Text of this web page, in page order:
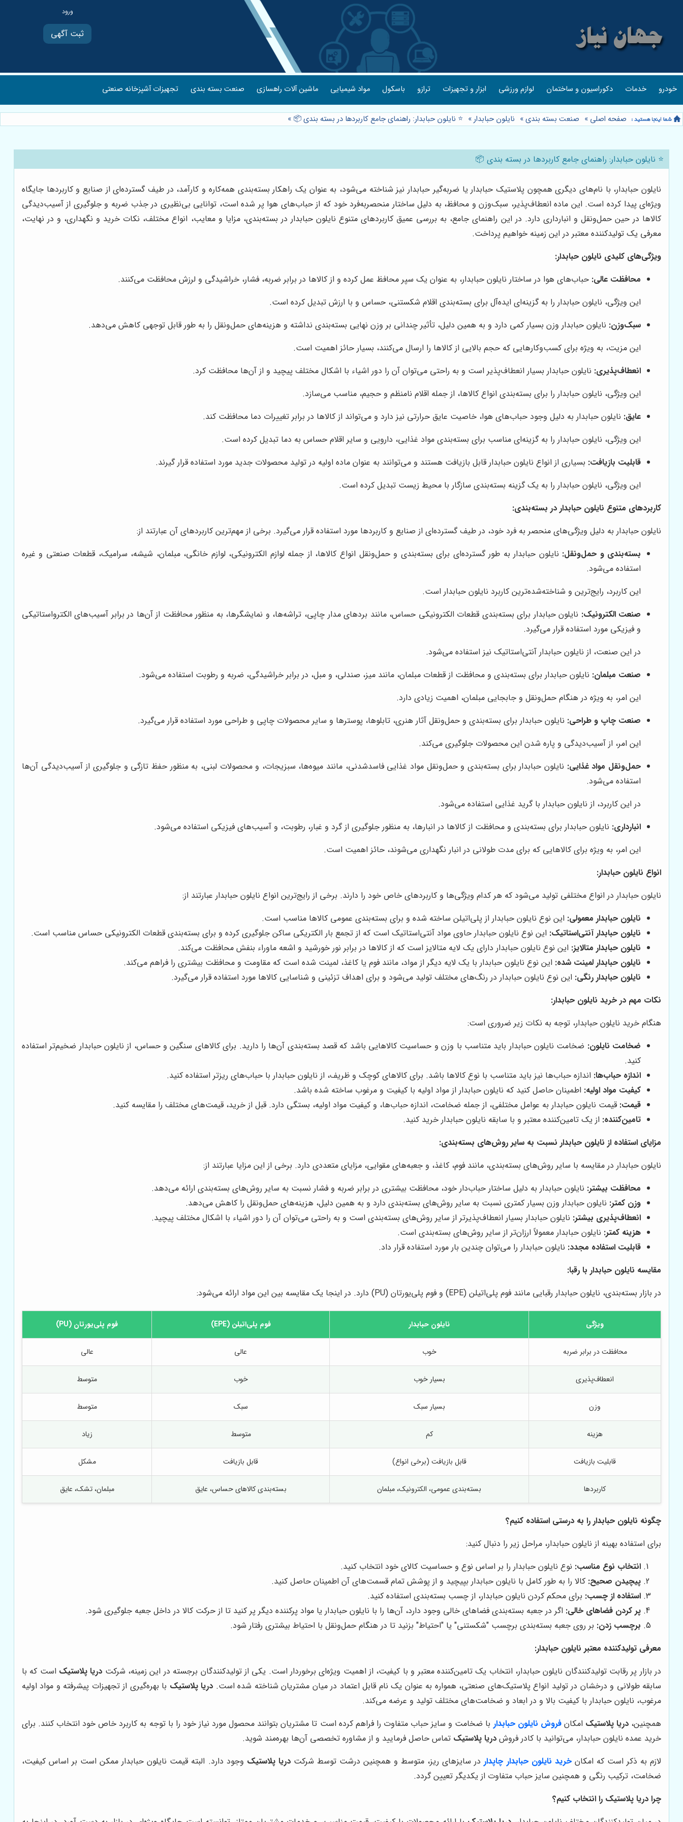
ثبت آگهی
خودرو خدمات دکوراسیون و ساختمان لوازم ورزشی ابزار و تجهیزات ترازو باسکول مواد شیمیایی ماشین آلات راهسازی صنعت بسته بندی تجهیزات آشپزخانه صنعتی
صفحه اصلی » صنعت بسته بندی» نایلون حبابدار» ⭐️ نایلون حبابدار: راهنمای جامع کاربردها در بسته بندی 📦 »
⭐️ نایلون حبابدار: راهنمای جامع کاربردها در بسته بندی 📦
نایلون حبابدار، با نام‌های دیگری همچون پلاستیک حبابدار یا ضربه‌گیر حبابدار نیز شناخته می‌شود، به عنوان یک راهکار بسته‌بندی همه‌کاره و کارآمد، در طیف گسترده‌ای از صنایع و کاربردها جایگاه
ویژه‌ای پیدا کرده است. این ماده انعطاف‌پذیر، سبک‌وزن و محافظ، به دلیل ساختار منحصربه‌فرد خود که از حباب‌های هوا پر شده است، توانایی بی‌نظیری در جذب ضربه و جلوگیری از آسیب‌دیدگی
کالاها در حین حمل‌ونقل و انبارداری دارد. در این راهنمای جامع، به بررسی عمیق کاربردهای متنوع نایلون حبابدار در بسته‌بندی، مزایا و معایب، انواع مختلف، نکات خرید و نگهداری، و در نهایت،
معرفی یک تولیدکننده معتبر در این زمینه خواهیم پرداخت.
ویژگی‌های کلیدی نایلون حبابدار:
محافظت عالی: حباب‌های هوا در ساختار نایلون حبابدار، به عنوان یک سپر محافظ عمل کرده و از کالاها در برابر ضربه، فشار، خراشیدگی و لرزش محافظت می‌کنند.
این ویژگی، نایلون حبابدار را به گزینه‌ای ایده‌آل برای بسته‌بندی اقلام شکستنی، حساس و با ارزش تبدیل کرده است.
سبک‌وزن: نایلون حبابدار وزن بسیار کمی دارد و به همین دلیل، تأثیر چندانی بر وزن نهایی بسته‌بندی نداشته و هزینه‌های حمل‌ونقل را به طور قابل توجهی کاهش می‌دهد.
این مزیت، به ویژه برای کسب‌وکارهایی که حجم بالایی از کالاها را ارسال می‌کنند، بسیار حائز اهمیت است.
انعطاف‌پذیری: نایلون حبابدار بسیار انعطاف‌پذیر است و به راحتی می‌توان آن را دور اشیاء با اشکال مختلف پیچید و از آن‌ها محافظت کرد.
این ویژگی، نایلون حبابدار را برای بسته‌بندی انواع کالاها، از جمله اقلام نامنظم و حجیم، مناسب می‌سازد.
عایق: نایلون حبابدار به دلیل وجود حباب‌های هوا، خاصیت عایق حرارتی نیز دارد و می‌تواند از کالاها در برابر تغییرات دما محافظت کند.
این ویژگی، نایلون حبابدار را به گزینه‌ای مناسب برای بسته‌بندی مواد غذایی، دارویی و سایر اقلام حساس به دما تبدیل کرده است.
قابلیت بازیافت: بسیاری از انواع نایلون حبابدار قابل بازیافت هستند و می‌توانند به عنوان ماده اولیه در تولید محصولات جدید مورد استفاده قرار گیرند.
این ویژگی، نایلون حبابدار را به یک گزینه بسته‌بندی سازگار با محیط زیست تبدیل کرده است.
کاربردهای متنوع نایلون حبابدار در بسته‌بندی:
نایلون حبابدار به دلیل ویژگی‌های منحصر به فرد خود، در طیف گسترده‌ای از صنایع و کاربردها مورد استفاده قرار می‌گیرد. برخی از مهم‌ترین کاربردهای آن عبارتند از:
بسته‌بندی و حمل‌ونقل: نایلون حبابدار به طور گسترده‌ای برای بسته‌بندی و حمل‌ونقل انواع کالاها، از جمله لوازم الکترونیکی، لوازم خانگی، مبلمان، شیشه، سرامیک، قطعات صنعتی و غیره
استفاده می‌شود.
این کاربرد، رایج‌ترین و شناخته‌شده‌ترین کاربرد نایلون حبابدار است.
صنعت الکترونیک: نایلون حبابدار برای بسته‌بندی قطعات الکترونیکی حساس، مانند بردهای مدار چاپی، تراشه‌ها، و نمایشگرها، به منظور محافظت از آن‌ها در برابر آسیب‌های الکترواستاتیکی
و فیزیکی مورد استفاده قرار می‌گیرد.
در این صنعت، از نایلون حبابدار آنتی‌استاتیک نیز استفاده می‌شود.
صنعت مبلمان: نایلون حبابدار برای بسته‌بندی و محافظت از قطعات مبلمان، مانند میز، صندلی، و مبل، در برابر خراشیدگی، ضربه و رطوبت استفاده می‌شود.
این امر، به ویژه در هنگام حمل‌ونقل و جابجایی مبلمان، اهمیت زیادی دارد.
صنعت چاپ و طراحی: نایلون حبابدار برای بسته‌بندی و حمل‌ونقل آثار هنری، تابلوها، پوسترها و سایر محصولات چاپی و طراحی مورد استفاده قرار می‌گیرد.
این امر، از آسیب‌دیدگی و پاره شدن این محصولات جلوگیری می‌کند.
حمل‌ونقل مواد غذایی: نایلون حبابدار برای بسته‌بندی و حمل‌ونقل مواد غذایی فاسدشدنی، مانند میوه‌ها، سبزیجات، و محصولات لبنی، به منظور حفظ تازگی و جلوگیری از آسیب‌دیدگی آن‌ها
استفاده می‌شود.
در این کاربرد، از نایلون حبابدار با گرید غذایی استفاده می‌شود.
انبارداری: نایلون حبابدار برای بسته‌بندی و محافظت از کالاها در انبارها، به منظور جلوگیری از گرد و غبار، رطوبت، و آسیب‌های فیزیکی استفاده می‌شود.
این امر، به ویژه برای کالاهایی که برای مدت طولانی در انبار نگهداری می‌شوند، حائز اهمیت است.
انواع نایلون حبابدار:
نایلون حبابدار در انواع مختلفی تولید می‌شود که هر کدام ویژگی‌ها و کاربردهای خاص خود را دارند. برخی از رایج‌ترین انواع نایلون حبابدار عبارتند از:
نایلون حبابدار معمولی: این نوع نایلون حبابدار از پلی‌اتیلن ساخته شده و برای بسته‌بندی عمومی کالاها مناسب است.
نایلون حبابدار آنتی‌استاتیک: این نوع نایلون حبابدار حاوی مواد آنتی‌استاتیک است که از تجمع بار الکتریکی ساکن جلوگیری کرده و برای بسته‌بندی قطعات الکترونیکی حساس مناسب است.
نایلون حبابدار متالایز: این نوع نایلون حبابدار دارای یک لایه متالایز است که از کالاها در برابر نور خورشید و اشعه ماوراء بنفش محافظت می‌کند.
نایلون حبابدار لمینت شده: این نوع نایلون حبابدار با یک لایه دیگر از مواد، مانند فوم یا کاغذ، لمینت شده است که مقاومت و محافظت بیشتری را فراهم می‌کند.
نایلون حبابدار رنگی: این نوع نایلون حبابدار در رنگ‌های مختلف تولید می‌شود و برای اهداف تزئینی و شناسایی کالاها مورد استفاده قرار می‌گیرد.
نکات مهم در خرید نایلون حبابدار:
هنگام خرید نایلون حبابدار، توجه به نکات زیر ضروری است:
ضخامت نایلون: ضخامت نایلون حبابدار باید متناسب با وزن و حساسیت کالاهایی باشد که قصد بسته‌بندی آن‌ها را دارید. برای کالاهای سنگین و حساس، از نایلون حبابدار ضخیم‌تر استفاده
کنید.
اندازه حباب‌ها: اندازه حباب‌ها نیز باید متناسب با نوع کالاها باشد. برای کالاهای کوچک و ظریف، از نایلون حبابدار با حباب‌های ریزتر استفاده کنید.
کیفیت مواد اولیه: اطمینان حاصل کنید که نایلون حبابدار از مواد اولیه با کیفیت و مرغوب ساخته شده باشد.
قیمت: قیمت نایلون حبابدار به عوامل مختلفی، از جمله ضخامت، اندازه حباب‌ها، و کیفیت مواد اولیه، بستگی دارد. قبل از خرید، قیمت‌های مختلف را مقایسه کنید.
تامین‌کننده: از یک تامین‌کننده معتبر و با سابقه نایلون حبابدار خرید کنید.
مزایای استفاده از نایلون حبابدار نسبت به سایر روش‌های بسته‌بندی:
نایلون حبابدار در مقایسه با سایر روش‌های بسته‌بندی، مانند فوم، کاغذ، و جعبه‌های مقوایی، مزایای متعددی دارد. برخی از این مزایا عبارتند از:
محافظت بیشتر: نایلون حبابدار به دلیل ساختار حباب‌دار خود، محافظت بیشتری در برابر ضربه و فشار نسبت به سایر روش‌های بسته‌بندی ارائه می‌دهد.
وزن کمتر: نایلون حبابدار وزن بسیار کمتری نسبت به سایر روش‌های بسته‌بندی دارد و به همین دلیل، هزینه‌های حمل‌ونقل را کاهش می‌دهد.
انعطاف‌پذیری بیشتر: نایلون حبابدار بسیار انعطاف‌پذیرتر از سایر روش‌های بسته‌بندی است و به راحتی می‌توان آن را دور اشیاء با اشکال مختلف پیچید.
هزینه کمتر: نایلون حبابدار معمولاً ارزان‌تر از سایر روش‌های بسته‌بندی است.
قابلیت استفاده مجدد: نایلون حبابدار را می‌توان چندین بار مورد استفاده قرار داد.
مقایسه نایلون حبابدار با رقبا:
در بازار بسته‌بندی، نایلون حبابدار رقبایی مانند فوم پلی‌اتیلن (EPE) و فوم پلی‌یورتان (PU) دارد. در اینجا یک مقایسه بین این مواد ارائه می‌شود:
ویژگی نایلون حبابدار فوم پلی‌اتیلن (EPE) فوم پلی‌یورتان (PU)
محافظت در برابر ضربه خوب عالی عالی
انعطاف‌پذیری بسیار خوب خوب متوسط
وزن بسیار سبک سبک متوسط
هزینه کم متوسط زیاد
قابلیت بازیافت قابل بازیافت (برخی انواع) قابل بازیافت مشکل
کاربردها بسته‌بندی عمومی، الکترونیک، مبلمان بسته‌بندی کالاهای حساس، عایق مبلمان، تشک، عایق
چگونه نایلون حبابدار را به درستی استفاده کنیم؟
برای استفاده بهینه از نایلون حبابدار، مراحل زیر را دنبال کنید:
انتخاب نوع مناسب: نوع نایلون حبابدار را بر اساس نوع و حساسیت کالای خود انتخاب کنید.
پیچیدن صحیح: کالا را به طور کامل با نایلون حبابدار بپیچید و از پوشش تمام قسمت‌های آن اطمینان حاصل کنید.
استفاده از چسب: برای محکم کردن نایلون حبابدار، از چسب بسته‌بندی استفاده کنید.
پر کردن فضاهای خالی: اگر در جعبه بسته‌بندی فضاهای خالی وجود دارد، آن‌ها را با نایلون حبابدار یا مواد پرکننده دیگر پر کنید تا از حرکت کالا در داخل جعبه جلوگیری شود.
برچسب زدن: بر روی جعبه بسته‌بندی برچسب "شکستنی" یا "احتیاط" بزنید تا در هنگام حمل‌ونقل با احتیاط بیشتری رفتار شود.
معرفی تولیدکننده معتبر نایلون حبابدار:
در بازار پر رقابت تولیدکنندگان نایلون حبابدار، انتخاب یک تامین‌کننده معتبر و با کیفیت، از اهمیت ویژه‌ای برخوردار است. یکی از تولیدکنندگان برجسته در این زمینه، شرکت دریا پلاستیک است که با
سابقه طولانی و درخشان در تولید انواع پلاستیک‌های صنعتی، همواره به عنوان یک نام قابل اعتماد در میان مشتریان شناخته شده است. دریا پلاستیک با بهره‌گیری از تجهیزات پیشرفته و مواد اولیه
مرغوب، نایلون حبابدار با کیفیت بالا و در ابعاد و ضخامت‌های مختلف تولید و عرضه می‌کند.
همچنین، دریا پلاستیک امکانفروش نایلون حبابدار با ضخامت و سایز حباب متفاوت را فراهم کرده است تا مشتریان بتوانند محصول مورد نیاز خود را با توجه به کاربرد خاص خود انتخاب کنند. برای
خرید عمده نایلون حبابدار، می‌توانید با کادر فروش دریا پلاستیک تماس حاصل فرمایید و از مشاوره تخصصی آن‌ها بهره‌مند شوید.
لازم به ذکر است که امکانخرید نایلون حبابدار چاپداردر سایزهای ریز، متوسط و همچنین درشت توسط شرکتدریا پلاستیک وجود دارد. البته قیمت نایلون حبابدار ممکن است بر اساس کیفیت،
ضخامت، ترکیب رنگی و همچنین سایز حباب متفاوت از یکدیگر تعیین گردد.
چرا دریا پلاستیک را انتخاب کنیم؟